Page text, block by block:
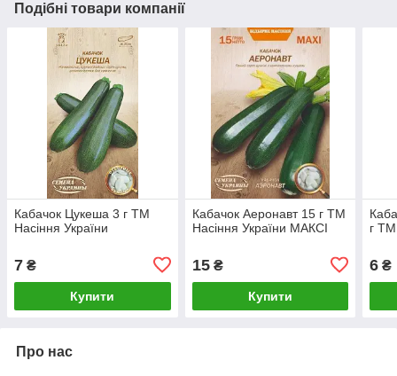
Подібні товари компанії
Кабачок Цукеша 3 г ТМ
Насіння України
7 ₴
Купити
Кабачок Аеронавт 15 г ТМ
Насіння України МАКСІ
15₴
Купити
г ТМ
6 ₴
Про нас